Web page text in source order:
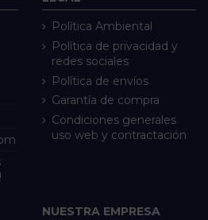
Política Ambiental
Política de privacidad y
redes sociales
Política de envíos
Garantía de compra
Condiciones generales
uso web y contractación
NUESTRA EMPRESA